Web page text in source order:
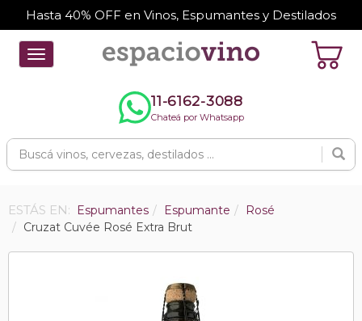
Hasta 40% OFF en Vinos, Espumantes y Destilados
Toggle
navigation
11-6162-3088
Chateá por Whatsapp
ESTÁS EN: Espumantes Espumante
Rosé
Cruzat Cuvée Rosé Extra Brut